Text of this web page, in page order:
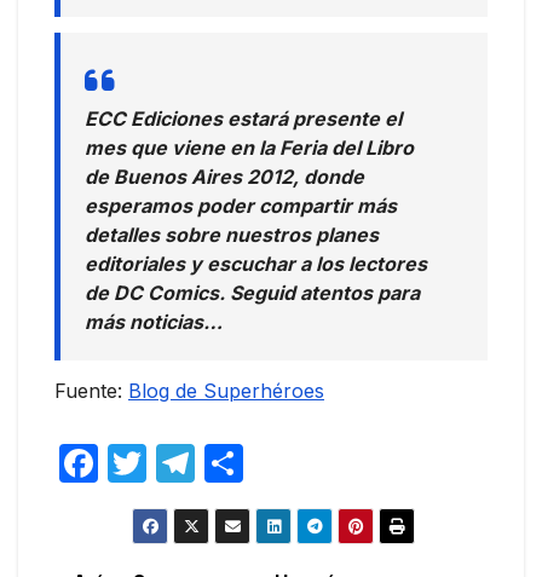
ECC Ediciones estará presente el
mes que viene en la Feria del Libro
de Buenos Aires 2012, donde
esperamos poder compartir más
detalles sobre nuestros planes
editoriales y escuchar a los lectores
de DC Comics. Seguid atentos para
más noticias…
Fuente: Blog de Superhéroes
F
T
w
itt
T
el
e
o
m